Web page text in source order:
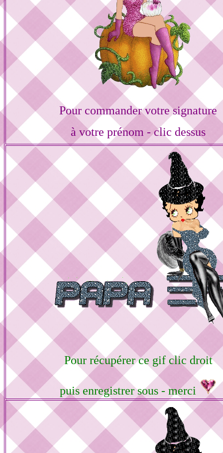
Pour commander votre signature
à votre prénom - clic dessus
Pour récupérer ce gif clic droit
puis enregistrer sous - merci